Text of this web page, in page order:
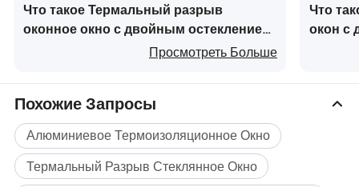
Что такое Термальный разрыв
оконное окно с двойным остеклением
алюминиевое стеклянное раздвижное
Просмотреть Больше
Что
окон с
Похожие Запросы
Алюминиевое Термоизоляционное Окно
Термальный Разрыв Стеклянное Окно